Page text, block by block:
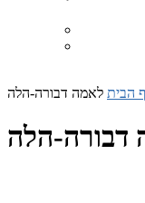
הבית לאמה דבורה-הלה
דבורה-הלה